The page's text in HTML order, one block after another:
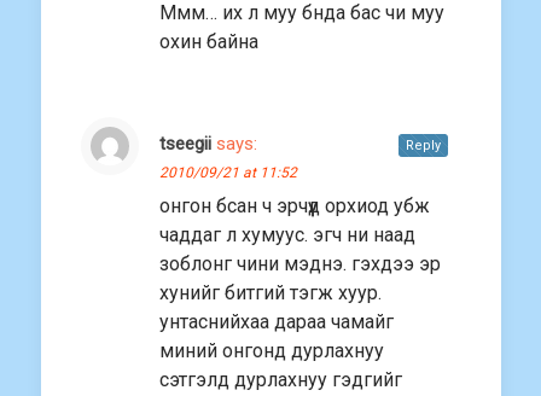
Ммм… иx л муу бнда бас чи муу
охин байна
tseegii says:
2010/09/21 at 11:52
онгон бсан ч эрчүүд орхиод убж
чаддаг л хумуус. эгч ни наад
зоблонг чини мэднэ. гэхдээ эр
хунийг битгий тэгж хуур.
унтаснийхаа дараа чамайг
миний онгонд дурлахнуу
сэтгэлд дурлахнуу гэдгийг
Reply